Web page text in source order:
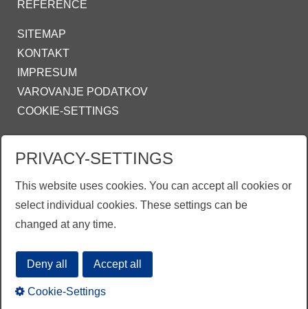
REFERENCE
SITEMAP
KONTAKT
IMPRESUM
VAROVANJE PODATKOV
COOKIE-SETTINGS
INFO@ZINKPOWER.COM
EGGA - European Galvanizers Association
PRIVACY-SETTINGS
This website uses cookies. You can accept all cookies or
select individual cookies. These settings can be
changed at any time.
Deny all Accept all
Cookie-Settings